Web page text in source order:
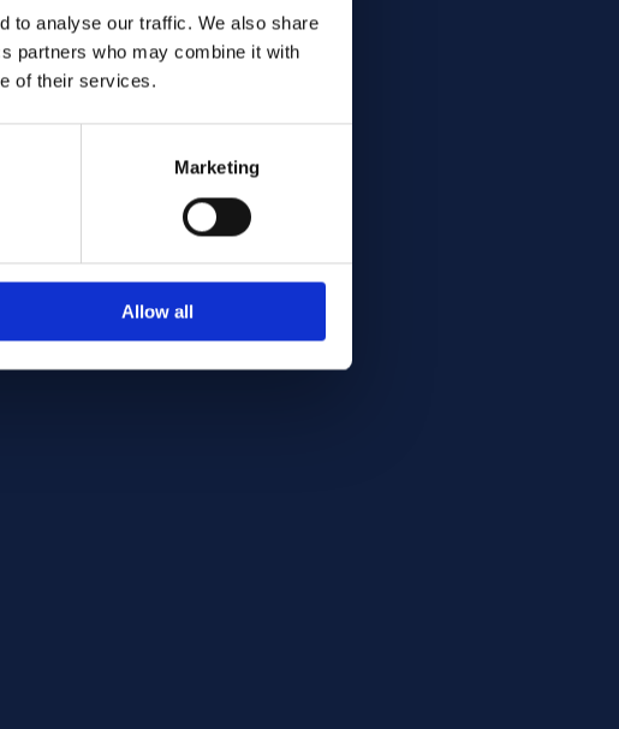
to analyse our traffic. We also share
partners who may combine it with
of their services.
Marketing
Allow all